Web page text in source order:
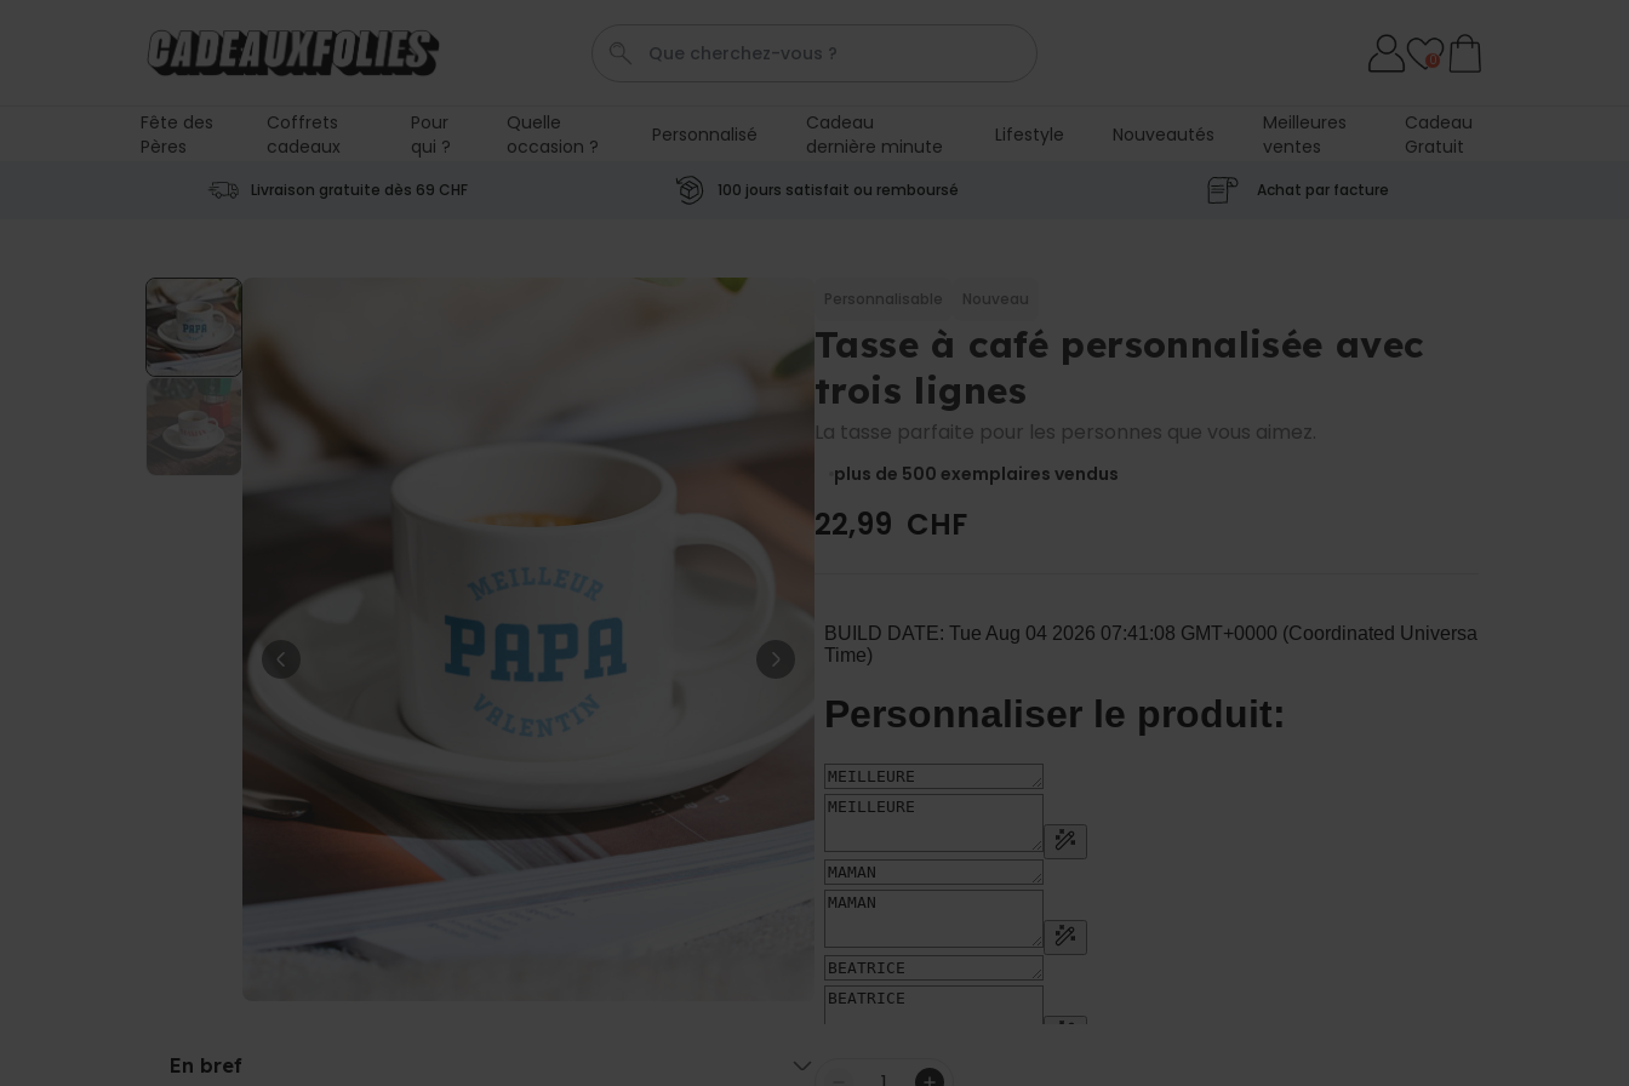
Spritz Aperol Personnalise
personnalisé avec prénom
plus de
exemplaires
vendus
24,99 CHF
Personnalisable
Porte-clés personnalisé en
bois avec texte
plus de 2.300
exemplaires
Personnalisable
exemplaires
39,99 CHF
Personnalisable
Serviette personnalisée avec
boisson et texte
10.000
exemplaires
vendus
39,99 CHF
Chaussettes personnalisées
avec votre animal de
compagnie
exemplaires
vendus
29,99 CHF
0
Fête des
Pères
Coffrets
cadeaux
Pour
qui ?
Quelle
occasion ?
Personnalisé
Cadeau
dernière minute
Lifestyle Nouveautés
Meilleures
ventes
Cadeau
Gratuit
Livraison gratuite dès 69 CHF 100 jours satisfait ou remboursé Achat par facture
En bref
Personnalisable Nouveau
Tasse à café personnalisée avec
trois lignes
La tasse parfaite pour les personnes que vous aimez.
plus de 500 exemplaires vendus
22,99 CHF